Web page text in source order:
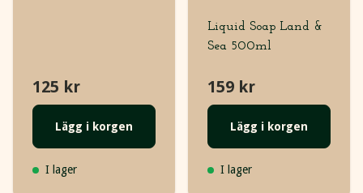
125 kr
Lägg i korgen
I lager
Liquid Soap Land &
Sea 500ml
159 kr
Lägg i korgen
I lager